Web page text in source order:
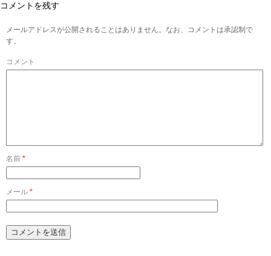
コメントを残す
メールアドレスが公開されることはありません。なお、コメントは承認制で
す。
コメント
名前 *
メール *